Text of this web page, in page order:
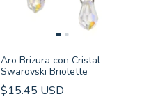
Aro Brizura con Cristal
Swarovski Briolette
$15.45 USD